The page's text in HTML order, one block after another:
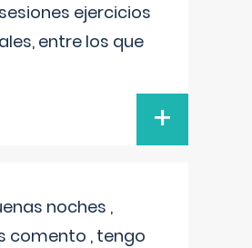
ejercicios
entre los que
+
noches ,
comento , tengo